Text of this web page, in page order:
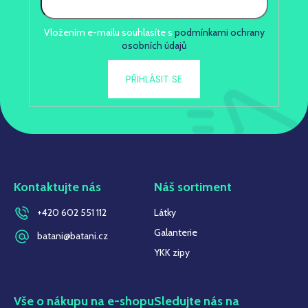
Vložením e-mailu souhlasíte s podmínkami ochrany
osobních údajů
PŘIHLÁSIT SE
Kontaktujte nás
+420 602 551 112
batani@batani.cz
Náš sortiment
Látky
Galanterie
YKK zipy
Vše o nákupu na e-shopuSledujte nás na